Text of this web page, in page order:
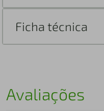
Ficha técnica
Avaliações